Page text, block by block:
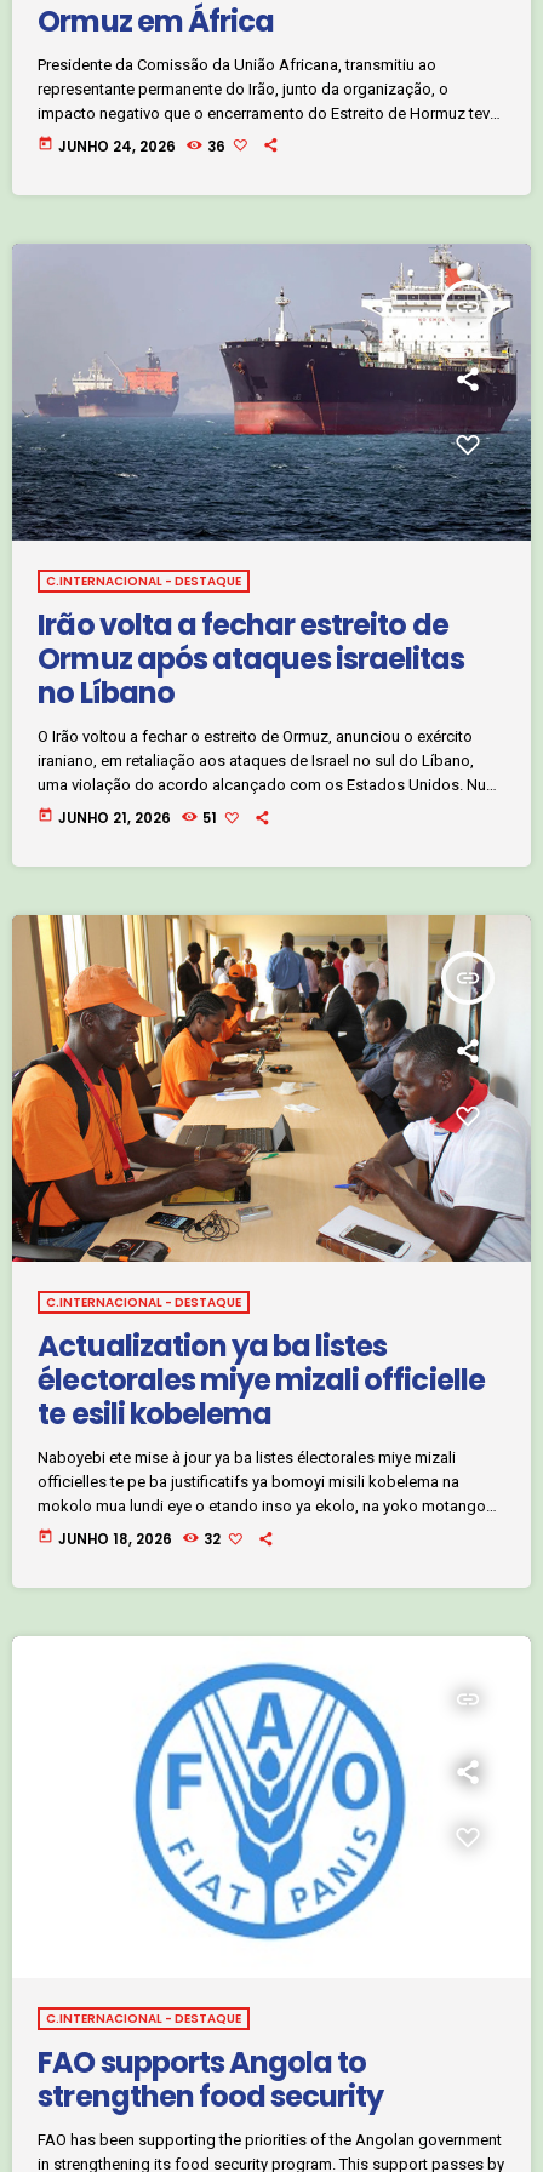
Ormuz em África
Presidente da Comissão da União Africana, transmitiu ao
representante permanente do Irão, junto da organização, o
impacto negativo que o encerramento do Estreito de Hormuz teve
nas economias africanas. Mahmoud Ali Youssef destacou o
today JUNHO 24, 2026 36
insert_link
C.INTERNACIONAL - DESTAQUE
Irão volta a fechar estreito de
Ormuz após ataques israelitas
no Líbano
O Irão voltou a fechar o estreito de Ormuz, anunciou o exército
iraniano, em retaliação aos ataques de Israel no sul do Líbano,
uma violação do acordo alcançado com os Estados Unidos. Num
comunicado transmitido pela televisão estatal iraniana IRIB, o
today JUNHO 21, 2026 51
insert_link
C.INTERNACIONAL - DESTAQUE
Actualization ya ba listes
électorales miye mizali officielle
te esili kobelema
Naboyebi ete mise à jour ya ba listes électorales miye mizali
officielles te pe ba justificatifs ya bomoyi misili kobelema na
mokolo mua lundi eye o etando inso ya ekolo, na yoko motango
ya 16.707.455 ya bana ba ekolo. Ba chiffres miye misilaki
today JUNHO 18, 2026 32
insert_link
C.INTERNACIONAL - DESTAQUE
FAO supports Angola to
strengthen food security
FAO has been supporting the priorities of the Angolan government
in strengthening its food security program. This support passes by